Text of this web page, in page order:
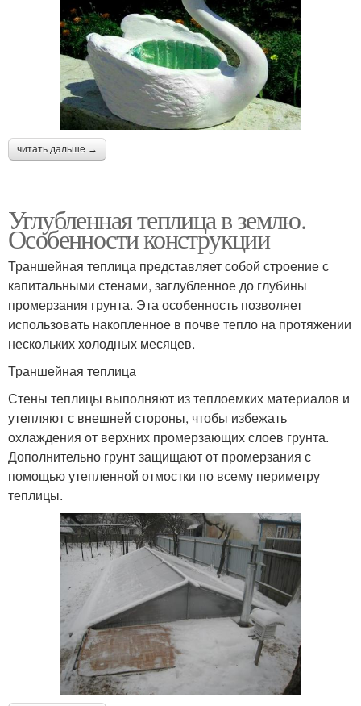
читать дальше →
Углубленная теплица в землю.
Особенности конструкции
Траншейная теплица представляет собой строение с
капитальными стенами, заглубленное до глубины
промерзания грунта. Эта особенность позволяет
использовать накопленное в почве тепло на протяжении
нескольких холодных месяцев.
Траншейная теплица
Стены теплицы выполняют из теплоемких материалов и
утепляют с внешней стороны, чтобы избежать
охлаждения от верхних промерзающих слоев грунта.
Дополнительно грунт защищают от промерзания с
помощью утепленной отмостки по всему периметру
теплицы.